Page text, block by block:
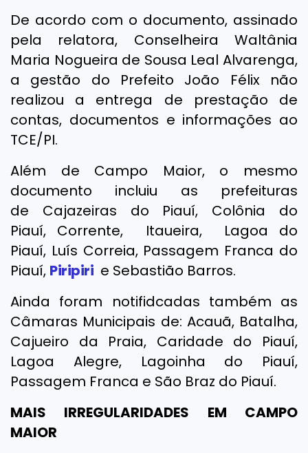
De acordo com o documento, assinado
pela relatora, Conselheira Waltânia
Maria Nogueira de Sousa Leal Alvarenga,
a gestão do Prefeito João Félix não
realizou a entrega de prestação de
contas, documentos e informações ao
TCE/PI.
Além de Campo Maior, o mesmo
documento incluiu as prefeituras
de Cajazeiras do Piauí, Colônia do
Piauí, Corrente, Itaueira, Lagoa do
Piauí, Luís Correia, Passagem Franca do
Piauí, Piripiri e Sebastião Barros.
Ainda foram notifidcadas também as
Câmaras Municipais de: Acauã, Batalha,
Cajueiro da Praia, Caridade do Piauí,
Lagoa Alegre, Lagoinha do Piauí,
Passagem Franca e São Braz do Piauí.
MAIS IRREGULARIDADES EM CAMPO
MAIOR